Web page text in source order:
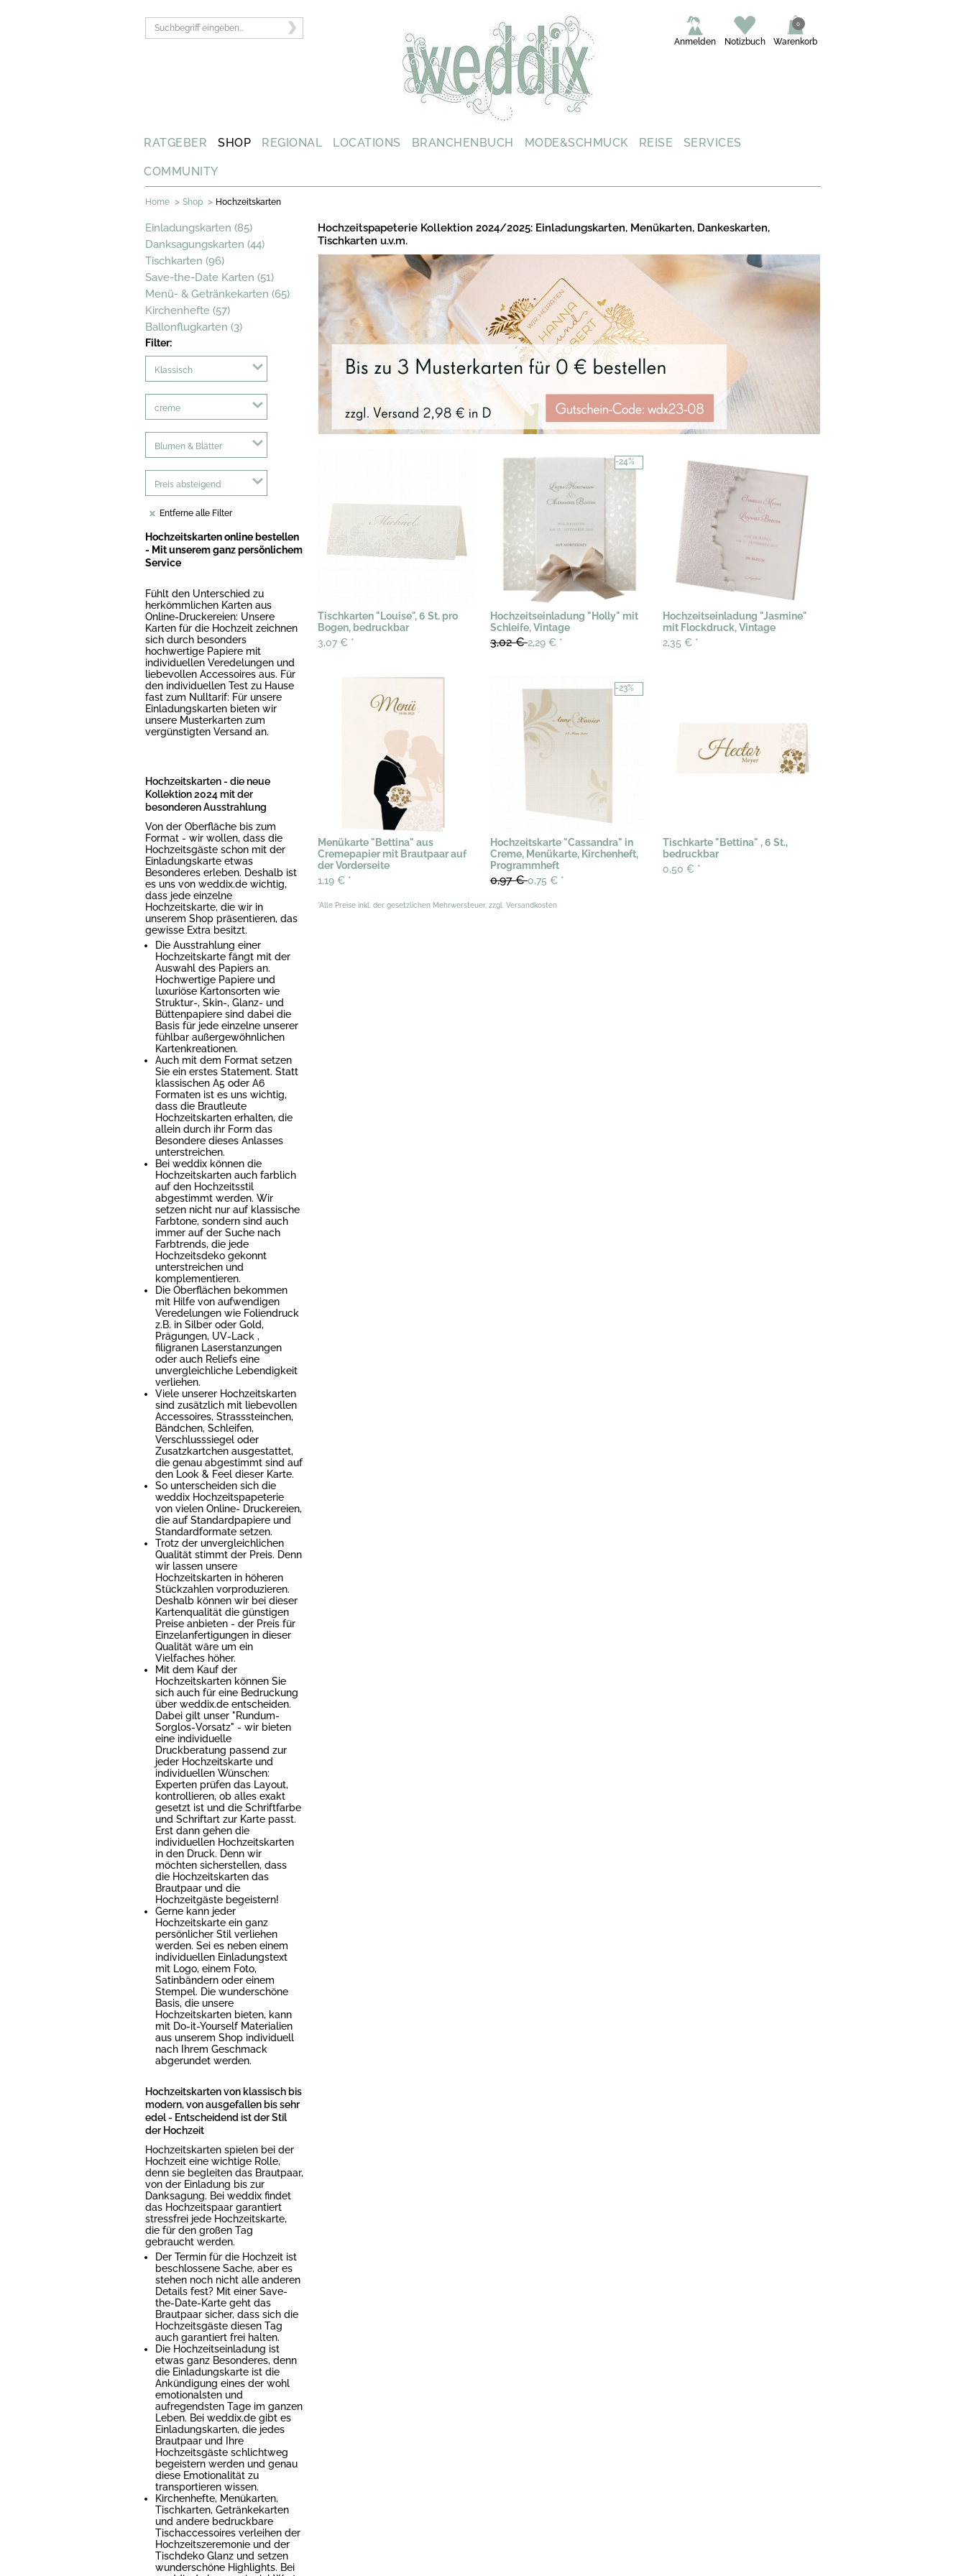
Warenkorb
0
Notizbuch
Anmelden
RATGEBER SHOP REGIONAL LOCATIONS BRANCHENBUCH MODE&SCHMUCK REISE SERVICES
COMMUNITY
Home > Shop > Hochzeitskarten
Einladungskarten (85)
Danksagungskarten (44)
Tischkarten (96)
Save-the-Date Karten (51)
Menü- & Getränkekarten (65)
Kirchenhefte (57)
Ballonflugkarten (3)
Filter:
Klassisch
creme
Blumen & Blätter
Preis absteigend
Entferne alle Filter
Hochzeitskarten online bestellen
- Mit unserem ganz persönlichem
Service
Fühlt den Unterschied zu
herkömmlichen Karten aus
Online-Druckereien: Unsere
Karten für die Hochzeit zeichnen
sich durch besonders
hochwertige Papiere mit
individuellen Veredelungen und
liebevollen Accessoires aus. Für
den individuellen Test zu Hause
fast zum Nulltarif: Für unsere
Einladungskarten bieten wir
unsere Musterkarten zum
vergünstigten Versand an.
Hochzeitskarten - die neue
Kollektion 2024 mit der
besonderen Ausstrahlung
Von der Oberfläche bis zum
Format - wir wollen, dass die
Hochzeitsgäste schon mit der
Einladungskarte etwas
Besonderes erleben. Deshalb ist
es uns von weddix.de wichtig,
dass jede einzelne
Hochzeitskarte, die wir in
unserem Shop präsentieren, das
gewisse Extra besitzt.
Die Ausstrahlung einer
Hochzeitskarte fängt mit der
Auswahl des Papiers an.
Hochwertige Papiere und
luxuriöse Kartonsorten wie
Struktur-, Skin-, Glanz- und
Büttenpapiere sind dabei die
Basis für jede einzelne unserer
fühlbar außergewöhnlichen
Kartenkreationen.
Auch mit dem Format setzen
Sie ein erstes Statement. Statt
klassischen A5 oder A6
Formaten ist es uns wichtig,
dass die Brautleute
Hochzeitskarten erhalten, die
allein durch ihr Form das
Besondere dieses Anlasses
unterstreichen.
Bei weddix können die
Hochzeitskarten auch farblich
auf den Hochzeitsstil
abgestimmt werden. Wir
setzen nicht nur auf klassische
Farbtone, sondern sind auch
immer auf der Suche nach
Farbtrends, die jede
Hochzeitsdeko gekonnt
unterstreichen und
komplementieren.
Die Oberflächen bekommen
mit Hilfe von aufwendigen
Veredelungen wie Foliendruck
z.B. in Silber oder Gold,
Prägungen, UV-Lack ,
filigranen Laserstanzungen
oder auch Reliefs eine
unvergleichliche Lebendigkeit
verliehen.
Viele unserer Hochzeitskarten
sind zusätzlich mit liebevollen
Accessoires, Strasssteinchen,
Bändchen, Schleifen,
Verschlusssiegel oder
Zusatzkartchen ausgestattet,
die genau abgestimmt sind auf
den Look & Feel dieser Karte.
So unterscheiden sich die
weddix Hochzeitspapeterie
von vielen Online- Druckereien,
die auf Standardpapiere und
Standardformate setzen.
Trotz der unvergleichlichen
Qualität stimmt der Preis. Denn
wir lassen unsere
Hochzeitskarten in höheren
Stückzahlen vorproduzieren.
Deshalb können wir bei dieser
Kartenqualität die günstigen
Preise anbieten - der Preis für
Einzelanfertigungen in dieser
Qualität wäre um ein
Vielfaches höher.
Mit dem Kauf der
Hochzeitskarten können Sie
sich auch für eine Bedruckung
über weddix.de entscheiden.
Dabei gilt unser "Rundum-
Sorglos-Vorsatz" - wir bieten
eine individuelle
Druckberatung passend zur
jeder Hochzeitskarte und
individuellen Wünschen:
Experten prüfen das Layout,
kontrollieren, ob alles exakt
gesetzt ist und die Schriftfarbe
und Schriftart zur Karte passt.
Erst dann gehen die
individuellen Hochzeitskarten
in den Druck. Denn wir
möchten sicherstellen, dass
die Hochzeitskarten das
Brautpaar und die
Hochzeitgäste begeistern!
Gerne kann jeder
Hochzeitskarte ein ganz
persönlicher Stil verliehen
werden. Sei es neben einem
individuellen Einladungstext
mit Logo, einem Foto,
Satinbändern oder einem
Stempel. Die wunderschöne
Basis, die unsere
Hochzeitskarten bieten, kann
mit Do-it-Yourself Materialien
aus unserem Shop individuell
nach Ihrem Geschmack
abgerundet werden.
Hochzeitskarten von klassisch bis
modern, von ausgefallen bis sehr
edel - Entscheidend ist der Stil
der Hochzeit
Hochzeitskarten spielen bei der
Hochzeit eine wichtige Rolle,
denn sie begleiten das Brautpaar,
von der Einladung bis zur
Danksagung. Bei weddix findet
das Hochzeitspaar garantiert
stressfrei jede Hochzeitskarte,
die für den großen Tag
gebraucht werden.
Der Termin für die Hochzeit ist
beschlossene Sache, aber es
stehen noch nicht alle anderen
Details fest? Mit einer Save-
the-Date-Karte geht das
Brautpaar sicher, dass sich die
Hochzeitsgäste diesen Tag
auch garantiert frei halten.
Die Hochzeitseinladung ist
etwas ganz Besonderes, denn
die Einladungskarte ist die
Ankündigung eines der wohl
emotionalsten und
aufregendsten Tage im ganzen
Leben. Bei weddix.de gibt es
Einladungskarten, die jedes
Brautpaar und Ihre
Hochzeitsgäste schlichtweg
begeistern werden und genau
diese Emotionalität zu
transportieren wissen.
Kirchenhefte, Menükarten,
Tischkarten, Getränkekarten
und andere bedruckbare
Tischaccessoires verleihen der
Hochzeitszeremonie und der
Tischdeko Glanz und setzen
wunderschöne Highlights. Bei
Hochzeitspapeterie Kollektion 2024/2025: Einladungskarten, Menükarten, Dankeskarten,
Tischkarten u.v.m.
Tischkarten "Louise", 6 St. pro
Bogen, bedruckbar
3,07 € *
-24%
Hochzeitseinladung "Holly" mit
Schleife, Vintage
3,02 €2,29 € *
Hochzeitseinladung "Jasmine"
mit Flockdruck, Vintage
2,35 € *
Menükarte "Bettina" aus
Cremepapier mit Brautpaar auf
der Vorderseite
1,19 € *
-23%
Hochzeitskarte "Cassandra" in
Creme, Menükarte, Kirchenheft,
Programmheft
0,97 €0,75 € *
Tischkarte "Bettina" , 6 St.,
bedruckbar
0,50 € *
*Alle Preise inkl. der gesetzlichen Mehrwersteuer, zzgl. Versandkosten